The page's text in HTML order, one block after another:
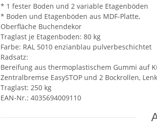
* 1 fester Boden und 2 variable Etagenböden
* Boden und Etagenböden aus MDF-Platte,
Oberfläche Buchendekor
Traglast je Etagenboden: 80 kg
Farbe: RAL 5010 enzianblau pulverbeschichtet
Radsatz:
Bereifung aus thermoplastischem Gummi auf
Zentralbremse EasySTOP und 2 Bockrollen,
Traglast: 250 kg
EAN-Nr.: 4035694009110